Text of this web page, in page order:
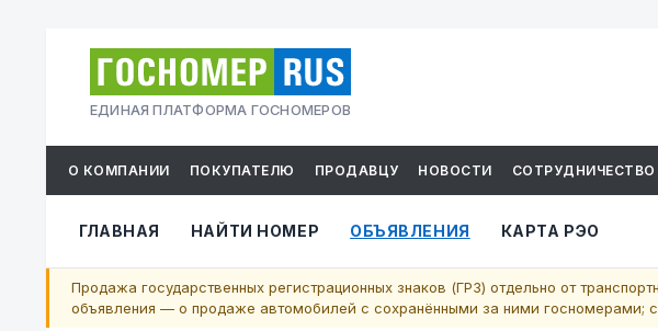
ЕДИНАЯ ПЛАТФОРМА ГОСНОМЕРОВ
О КОМПАНИИ ПОКУПАТЕЛЮ ПРОДАВЦУ НОВОСТИ СОТРУДНИЧЕСТВО
ГЛАВНАЯ НАЙТИ НОМЕР ОБЪЯВЛЕНИЯ КАРТА РЭО
Продажа государственных регистрационных знаков (ГРЗ) отдельно от
объявления — о продаже автомобилей с сохранёнными за ними госномерами;